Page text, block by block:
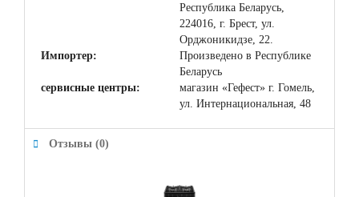
Республика Беларусь,
224016, г. Брест, ул.
Орджоникидзе, 22.
Импортер:
Произведено в Республике
Беларусь
сервисные центры:
магазин «Гефест» г. Гомель,
ул. Интернациональная, 48
Отзывы (0)